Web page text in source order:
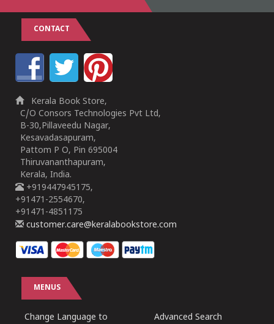
CONTACT
Kerala Book Store,
C/O Consors Technologies Pvt Ltd,
B-30,Pillaveedu Nagar,
Kesavadasapuram,
Pattom P O, Pin 695004
Thiruvananthapuram,
Kerala, India.
+919447945175,
+91471-2554670,
+91471-4851175
customer.care@keralabookstore.com
MENUS
Change Language to
Advanced Search